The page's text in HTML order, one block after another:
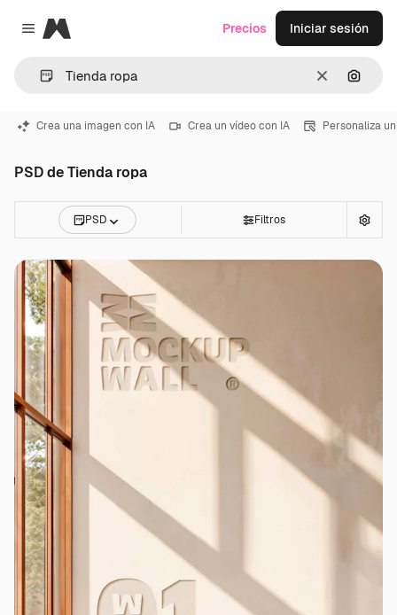
Close menu
Magnific
Borrar
Precios Iniciar sesión
Crea una imagen con IA Crea un vídeo con IA Personaliza
PSD de Tienda ropa
PSD Filtros